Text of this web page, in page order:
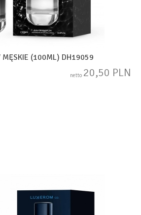
MĘSKIE (100ML) DH19059
netto 20,50 PLN